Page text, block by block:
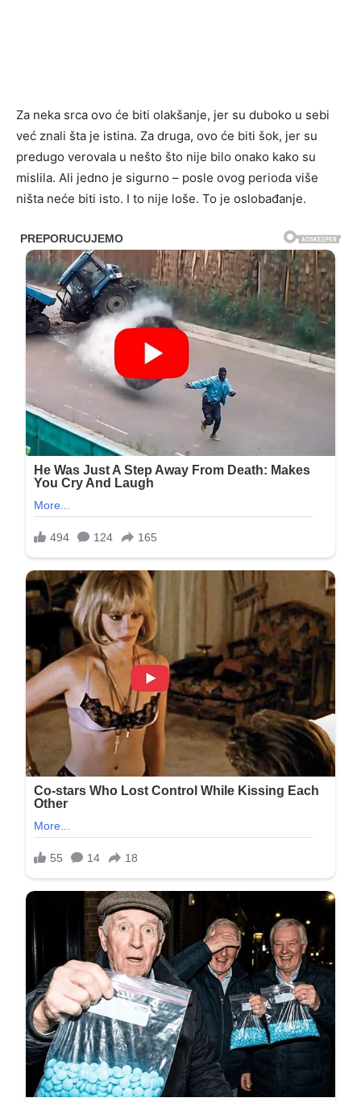
Za neka srca ovo će biti olakšanje, jer su duboko u sebi
već znali šta je istina. Za druga, ovo će biti šok, jer su
predugo verovala u nešto što nije bilo onako kako su
mislila. Ali jedno je sigurno – posle ovog perioda više
ništa neće biti isto. I to nije loše. To je oslobađanje.